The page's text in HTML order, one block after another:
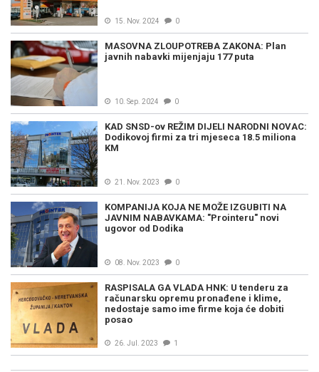
15. Nov. 2024 0
MASOVNA ZLOUPOTREBA ZAKONA: Plan
javnih nabavki mijenjaju 177 puta
10. Sep. 2024 0
KAD SNSD-ov REŽIM DIJELI NARODNI NOVAC:
Dodikovoj firmi za tri mjeseca 18.5 miliona
KM
21. Nov. 2023 0
KOMPANIJA KOJA NE MOŽE IZGUBITI NA
JAVNIM NABAVKAMA: "Prointeru" novi
ugovor od Dodika
08. Nov. 2023 0
RASPISALA GA VLADA HNK: U tenderu za
računarsku opremu pronađene i klime,
nedostaje samo ime firme koja će dobiti
posao
26. Jul. 2023 1